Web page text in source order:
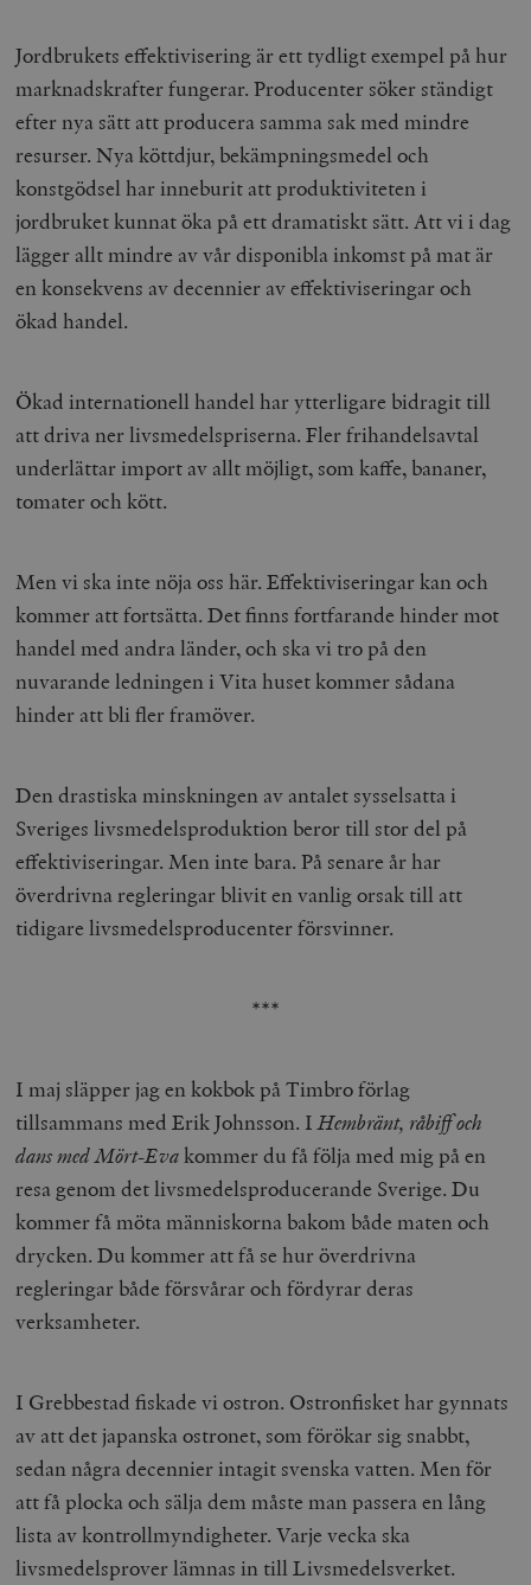
Jordbrukets effektivisering är ett tydligt exempel på hur
marknadskrafter fungerar. Producenter söker ständigt
efter nya sätt att producera samma sak med mindre
resurser. Nya köttdjur, bekämpningsmedel och
konstgödsel har inneburit att produktiviteten i
jordbruket kunnat öka på ett dramatiskt sätt. Att vi i dag
lägger allt mindre av vår disponibla inkomst på mat är
en konsekvens av decennier av effektiviseringar och
ökad handel.
Ökad internationell handel har ytterligare bidragit till
att driva ner livsmedelspriserna. Fler frihandelsavtal
underlättar import av allt möjligt, som kaffe, bananer,
tomater och kött.
Men vi ska inte nöja oss här. Effektiviseringar kan och
kommer att fortsätta. Det finns fortfarande hinder mot
handel med andra länder, och ska vi tro på den
nuvarande ledningen i Vita huset kommer sådana
hinder att bli fler framöver.
Den drastiska minskningen av antalet sysselsatta i
Sveriges livsmedelsproduktion beror till stor del på
effektiviseringar. Men inte bara. På senare år har
överdrivna regleringar blivit en vanlig orsak till att
tidigare livsmedelsproducenter försvinner.
***
I maj släpper jag en kokbok på Timbro förlag
tillsammans med Erik Johnsson. IHembränt, råbiff och
dans med Mört-Evakommer du få följa med mig på en
resa genom det livsmedelsproducerande Sverige. Du
kommer få möta människorna bakom både maten och
drycken. Du kommer att få se hur överdrivna
regleringar både försvårar och fördyrar deras
verksamheter.
I Grebbestad fiskade vi ostron. Ostronfisket har gynnats
av att det japanska ostronet, som förökar sig snabbt,
sedan några decennier intagit svenska vatten. Men för
att få plocka och sälja dem måste man passera en lång
lista av kontrollmyndigheter. Varje vecka ska
livsmedelsprover lämnas in till Livsmedelsverket.